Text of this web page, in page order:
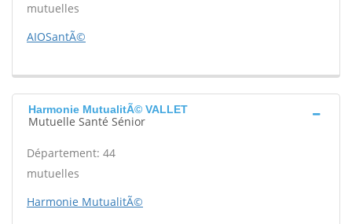
mutuelles
AIOSantÃ©
Harmonie MutualitÃ© VALLET
Mutuelle Santé Sénior
Département: 44
mutuelles
Harmonie MutualitÃ©